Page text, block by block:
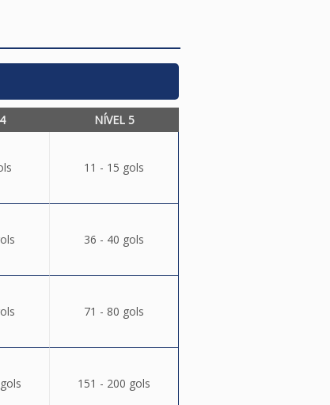
NÍVEL 5
11 - 15 gols
36 - 40 gols
71 - 80 gols
151 - 200 gols